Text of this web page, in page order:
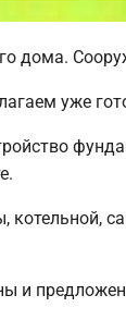
дома.
уже
и